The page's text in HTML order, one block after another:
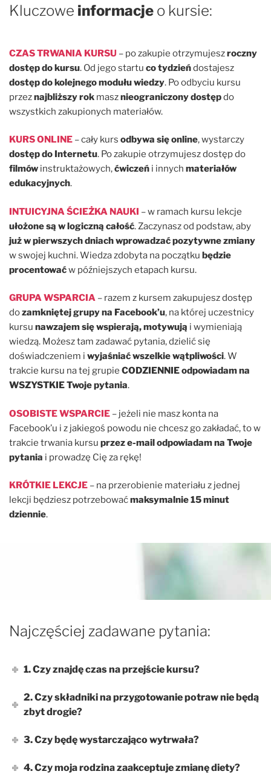
Kluczowe informacje o kursie:
CZAS TRWANIA KURSU – po zakupie otrzymujeszroczny
dostęp do kursu. Od jego startu co tydzieńdostajesz
dostęp do kolejnego modułu wiedzy. Po odbyciu kursu
przeznajbliższy rok masznieograniczony dostępdo
wszystkich zakupionych materiałów.
KURS ONLINE – cały kurs odbywa się online, wystarczy
dostęp do Internetu. Po zakupie otrzymujesz dostęp do
filmów instruktażowych,ćwiczeń i innych materiałów
edukacyjnych.
INTUICYJNA ŚCIEŻKA NAUKI – w ramach kursu lekcje
ułożone są w logiczną całość. Zaczynasz od podstaw, aby
już w pierwszych dniach wprowadzać pozytywne zmiany
w swojej kuchni. Wiedza zdobyta na początku będzie
procentowaćw późniejszych etapach kursu.
GRUPA WSPARCIA – razem z kursem zakupujesz dostęp
dozamkniętej grupy na Facebook’u, na której uczestnicy
kursu nawzajem się wspierają, motywują i wymieniają
wiedzą. Możesz tam zadawać pytania, dzielić się
doświadczeniem i wyjaśniać wszelkie wątpliwości. W
trakcie kursu na tej grupie CODZIENNIE odpowiadam na
WSZYSTKIE Twoje pytania.
OSOBISTE WSPARCIE – jeżeli nie masz konta na
Facebook’u i z jakiegoś powodu nie chcesz go zakładać, to w
trakcie trwania kursu przez e-mail odpowiadam na Twoje
pytania i prowadzę Cię za rękę!
KRÓTKIE LEKCJE – na przerobienie materiału z jednej
lekcji będziesz potrzebowaćmaksymalnie 15 minut
dziennie.
Najczęściej zadawane pytania:
1. Czy znajdę czas na przejście kursu?
2. Czy składniki na przygotowanie potraw nie będą
zbyt drogie?
3. Czy będę wystarczająco wytrwała?
4. Czy moja rodzina zaakceptuje zmianę diety?